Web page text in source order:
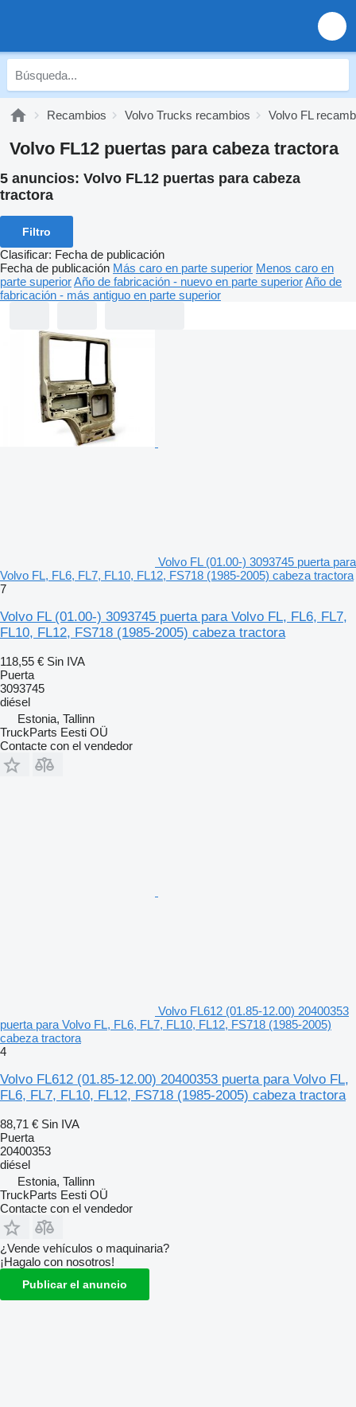
Recambios Volvo Trucks recambios Volvo FL
Volvo FL12 puertas para cabeza tractora
5 anuncios: Volvo FL12 puertas para cabeza
tractora
Filtro
Clasificar: Fecha de publicación
Fecha de publicación Más caro en parte superior Menos caro en
parte superiorAño de fabricación - nuevo en parte superiorAño de
fabricación - más antiguo en parte superior
Volvo FL (01.00-) 3093745 puerta para
Volvo FL, FL6, FL7, FL10, FL12, FS718 (1985-2005) cabeza tractora
7
Volvo FL (01.00-) 3093745 puerta para Volvo FL, FL6, FL7,
FL10, FL12, FS718 (1985-2005) cabeza tractora
118,55 € Sin IVA
Puerta
3093745
diésel
Estonia, Tallinn
TruckParts Eesti OÜ
Contacte con el vendedor
Volvo FL612 (01.85-12.00) 20400353
puerta para Volvo FL, FL6, FL7, FL10, FL12, FS718 (1985-2005)
cabeza tractora
4
Volvo FL612 (01.85-12.00) 20400353 puerta para Volvo FL,
FL6, FL7, FL10, FL12, FS718 (1985-2005) cabeza tractora
88,71 € Sin IVA
Puerta
20400353
diésel
Estonia, Tallinn
TruckParts Eesti OÜ
Contacte con el vendedor
¿Vende vehículos o maquinaria?
¡Hagalo con nosotros!
Publicar el anuncio